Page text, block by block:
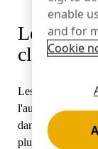
Banque
L'éducation
Le défi :
client
Les détaillants
l'augmentation
dans le
plus strictes,
enable
and for
Cookie